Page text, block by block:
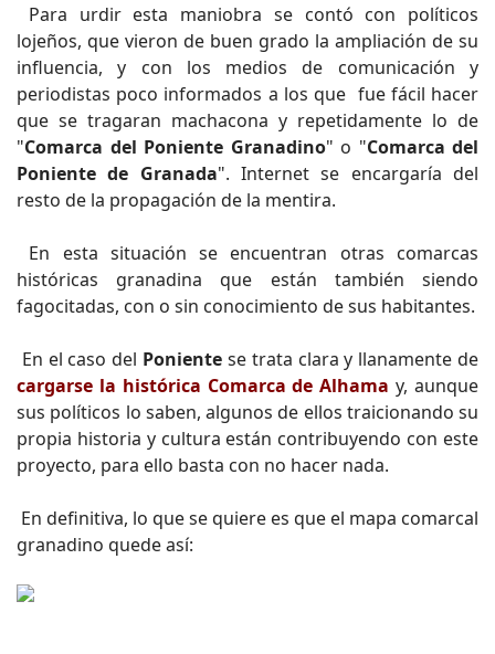
Para urdir esta maniobra se contó con políticos
lojeños, que vieron de buen grado la ampliación de su
influencia, y con los medios de comunicación y
periodistas poco informados a los que fue fácil hacer
que se tragaran machacona y repetidamente lo de
"Comarca del Poniente Granadino" o "Comarca del
Poniente de Granada". Internet se encargaría del
resto de la propagación de la mentira.
En esta situación se encuentran otras comarcas
históricas granadina que están también siendo
fagocitadas, con o sin conocimiento de sus habitantes.
En el caso del Poniente se trata clara y llanamente de
cargarse la histórica Comarca de Alhama y, aunque
sus políticos lo saben, algunos de ellos traicionando su
propia historia y cultura están contribuyendo con este
proyecto, para ello basta con no hacer nada.
En definitiva, lo que se quiere es que el mapa comarcal
granadino quede así: